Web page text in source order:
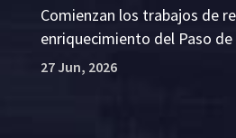
Comienzan los trabajos de
enriquecimiento del Paso
27 Jun, 2026